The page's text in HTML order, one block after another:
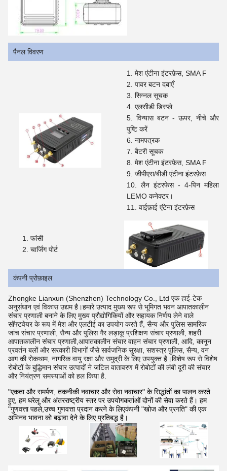
पैनल विवरण
मेश एंटीना इंटरफ़ेस, SMA F
पावर बटन दबाएँ
सिग्नल सूचक
एलसीडी डिस्प्ले
विन्यास बटन - ऊपर, नीचे और
पुष्टि करें
नामपत्रक
बैटरी सूचक
मेश एंटीना इंटरफ़ेस, SMA F
जीपीएस/बीडी एंटीना इंटरफ़ेस
लैन इंटरफेस - 4-पिन महिला
LEMO कनेक्टर।
वाईफ़ाई एंटेना इंटरफ़ेस
फांसी
चार्जिंग पोर्ट
कंपनी प्रोफ़ाइल
Zhongke Lianxun (Shenzhen) Technology Co., Ltd एक हाई-टेक
अनुसंधान एवं विकास उद्यम है।हमारे उत्पाद मुख्य रूप से भूमिगत भवन आपातकालीन
संचार प्रणाली बनाने के लिए मुख्य प्रौद्योगिकियों और सहायक निर्णय लेने वाले
सॉफ्टवेयर के रूप में मेश और एलटीई का उपयोग करते हैं, सैन्य और पुलिस सामरिक
जांच संचार प्रणाली, सैन्य और पुलिस गैर लड़ाकू प्रशिक्षण संचार प्रणाली, शहरी
आपातकालीन संचार प्रणाली,आपातकालीन संचार वाहन संचार प्रणाली, आदि, कानून
प्रवर्तन बलों और सरकारी विभागों जैसे सार्वजनिक सुरक्षा, सशस्त्र पुलिस, सैन्य, वन
आग की रोकथाम, नागरिक वायु रक्षा और समुद्री के लिए उपयुक्त है।विशेष रूप से विशेष
रोबोटों के बुद्धिमान संचार उत्पादों ने जटिल वातावरण में रोबोटों की लंबी दूरी की संचार
और नियंत्रण समस्याओं को हल किया है.
"एकता और समर्पण, तकनीकी नवाचार और सेवा नवाचार" के सिद्धांतों का पालन करते
हुए, हम घरेलू और अंतरराष्ट्रीय स्तर पर उपयोगकर्ताओं दोनों की सेवा करते हैं। हम
"गुणवत्ता पहले,उच्च गुणवत्ता प्रदान करने के लिएकंपनी "खोज और प्रगति" की एक
अभिनव भावना को बढ़ावा देने के लिए प्रतिबद्ध है।